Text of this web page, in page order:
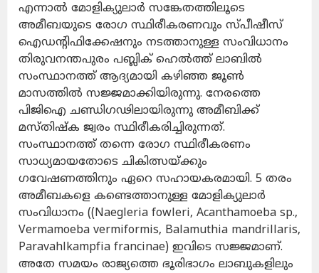
എന്നാല്‍ മോളിക്യുലാര്‍ സങ്കേതത്തിലൂടെ
അമീബയുടെ രോഗ സ്ഥിരീകരണവും സ്പീഷീസ്
ഐഡന്റിഫിക്കേഷനും നടത്താനുള്ള സംവിധാനം
തിരുവനന്തപുരം പബ്ലിക് ഹെല്‍ത്ത് ലാബില്‍
സംസ്ഥാനത്ത് ആദ്യമായി കഴിഞ്ഞ ജൂണ്‍
മാസത്തില്‍ സജ്ജമാക്കിയിരുന്നു. നേരത്തെ
പിജിഐ ചണ്ഡിഗഢിലായിരുന്നു അമീബിക്ക്
മസ്തിഷ്‌ക ജ്വരം സ്ഥിരീകരിച്ചിരുന്നത്.
സംസ്ഥാനത്ത് തന്നെ രോഗ സ്ഥിരീകരണം
സാധ്യമായതോടെ ചികിത്സയ്ക്കും
ഗവേഷണത്തിനും ഏറെ സഹായകരമായി. 5 തരം
അമീബകളെ കണ്ടെത്താനുള്ള മോളിക്യുലാര്‍
സംവിധാനം ((Naegleria fowleri, Acanthamoeba sp.,
Vermamoeba vermiformis, Balamuthia mandrillaris,
Paravahlkampfia francinae) ഇവിടെ സജ്ജമാണ്.
അതേ സമയം രാജ്യത്തെ ഭൂരിഭാഗം ലാബുകളിലും